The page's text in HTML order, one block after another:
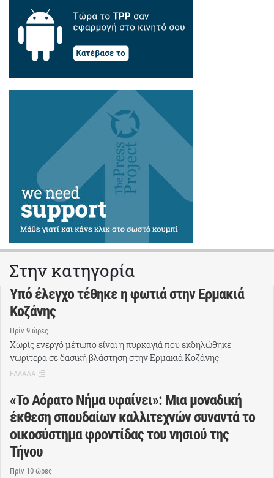
Στην κατηγορία
Υπό έλεγχο τέθηκε η φωτιά στην Ερμακιά
Κοζάνης
Πρίν 9 ώρες
Χωρίς ενεργό μέτωπο είναι η πυρκαγιά που εκδηλώθηκε
νωρίτερα σε δασική βλάστηση στην Ερμακιά Κοζάνης.
ΕΛΛΑΔΑ
«Το Αόρατο Νήμα υφαίνει»: Μια μοναδική
έκθεση σπουδαίων καλλιτεχνών συναντά το
οικοσύστημα φροντίδας του νησιού της
Τήνου
Πρίν 10 ώρες